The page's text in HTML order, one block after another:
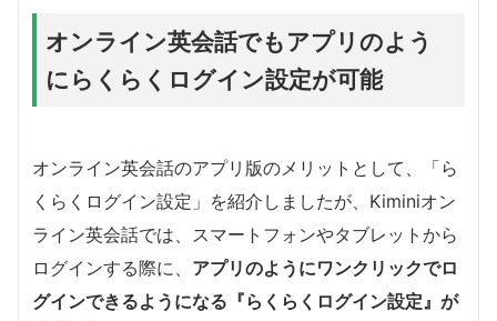
オンライン英会話でもアプリのよう
にらくらくログイン設定が可能
オンライン英会話のアプリ版のメリットとして、「ら
くらくログイン設定」を紹介しましたが、Kiminiオン
ライン英会話では、スマートフォンやタブレットから
ログインする際に、 アプリのようにワンクリックでロ
グインできるようになる『らくらくログイン設定』が